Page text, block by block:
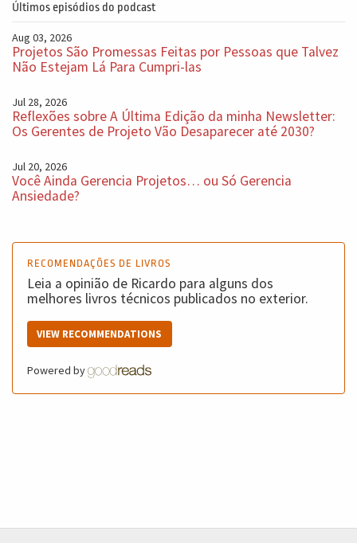
Últimos episódios do podcast
Aug 03, 2026
Projetos São Promessas Feitas por Pessoas que Talvez
Não Estejam Lá Para Cumpri-las
Jul 28, 2026
Reflexões sobre A Última Edição da minha Newsletter:
Os Gerentes de Projeto Vão Desaparecer até 2030?
Jul 20, 2026
Você Ainda Gerencia Projetos… ou Só Gerencia
Ansiedade?
RECOMENDAÇÕES DE LIVROS
Leia a opinião de Ricardo para alguns dos
melhores livros técnicos publicados no exterior.
VIEW RECOMMENDATIONS
Powered by